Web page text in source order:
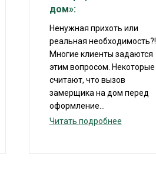
дом»:
Ненужная прихоть или
реальная необходимость?!
Многие клиенты задаются
этим вопросом. Некоторые
считают, что вызов
замерщика на дом перед
оформление...
Читать подробнее